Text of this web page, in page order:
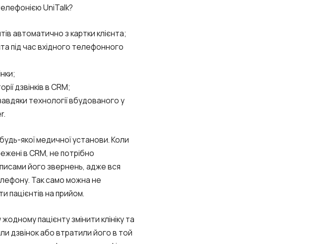
UniTalk?
автоматично з картки клієнта;
під час вхідного телефонного
дзвінків в CRM;
технології вбудованого у
якої медичної установи. Коли
в CRM, не потрібно
його звернень, адже вся
Так само можна не
пацієнтів на прийом.
пацієнту змінити клініку та
дзвінок або втратили його в той